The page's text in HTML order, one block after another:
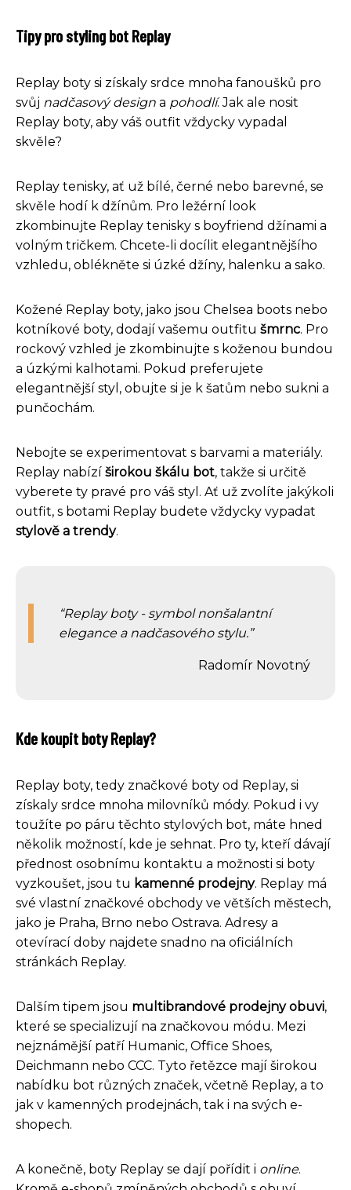
Tipy pro styling bot Replay
Replay boty si získaly srdce mnoha fanoušků pro
svůj nadčasový design a pohodlí. Jak ale nosit
Replay boty, aby váš outfit vždycky vypadal
skvěle?
Replay tenisky, ať už bílé, černé nebo barevné, se
skvěle hodí k džínům. Pro ležérní look
zkombinujte Replay tenisky s boyfriend džínami a
volným tričkem. Chcete-li docílit elegantnějšího
vzhledu, oblékněte si úzké džíny, halenku a sako.
Kožené Replay boty, jako jsou Chelsea boots nebo
kotníkové boty, dodají vašemu outfitu šmrnc. Pro
rockový vzhled je zkombinujte s koženou bundou
a úzkými kalhotami. Pokud preferujete
elegantnější styl, obujte si je k šatům nebo sukni a
punčochám.
Nebojte se experimentovat s barvami a materiály.
Replay nabízí širokou škálu bot, takže si určitě
vyberete ty pravé pro váš styl. Ať už zvolíte jakýkoli
outfit, s botami Replay budete vždycky vypadat
stylově a trendy.
Replay boty - symbol nonšalantní
elegance a nadčasového stylu.
Radomír Novotný
Kde koupit boty Replay?
Replay boty, tedy značkové boty od Replay, si
získaly srdce mnoha milovníků módy. Pokud i vy
toužíte po páru těchto stylových bot, máte hned
několik možností, kde je sehnat. Pro ty, kteří dávají
přednost osobnímu kontaktu a možnosti si boty
vyzkoušet, jsou tu kamenné prodejny. Replay má
své vlastní značkové obchody ve větších městech,
jako je Praha, Brno nebo Ostrava. Adresy a
otevírací doby najdete snadno na oficiálních
stránkách Replay.
Dalším tipem jsou multibrandové prodejny obuvi,
které se specializují na značkovou módu. Mezi
nejznámější patří Humanic, Office Shoes,
Deichmann nebo CCC. Tyto řetězce mají širokou
nabídku bot různých značek, včetně Replay, a to
jak v kamenných prodejnách, tak i na svých e-
shopech.
A konečně, boty Replay se dají pořídit i online.